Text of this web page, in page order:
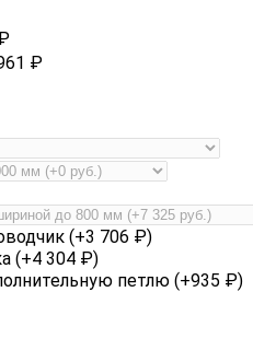
₽
(+3 706 ₽)
(+4 304 ₽)
петлю (+935 ₽)